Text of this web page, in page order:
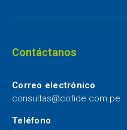
Contáctanos
Correo electrónico
consultas@cofide.com.pe
Teléfono